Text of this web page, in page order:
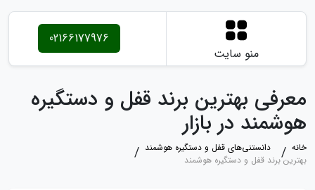
منو سایت
02166177976
معرفی بهترین برند قفل و دستگیره
هوشمند در بازار
خانه
دانستنی‌های قفل و دستگیره هوشمند
بهترین برند قفل و دستگیره هوشمند